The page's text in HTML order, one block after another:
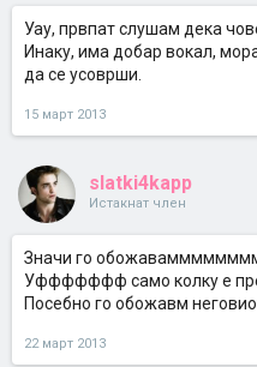
Уау, првпат слушам дека
Инаку, има добар вокал,
да се усоврши.
15 март 2013
slatki4kapp
Истакнат член
Значи го
Уффффффф само колку е
Посебно го обожавм
22 март 2013